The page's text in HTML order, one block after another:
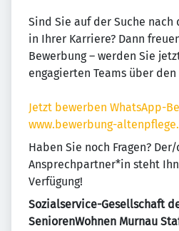
Sind Sie auf der Suche
in Ihrer Karriere? Dann
Bewerbung – werden Sie
engagierten Teams über
Jetzt bewerben WhatsApp-
www.bewerbung-
Haben Sie noch Fragen?
Ansprechpartner*in steht
Verfügung!
Sozialservice-Gesellschaft
SeniorenWohnen Murnau